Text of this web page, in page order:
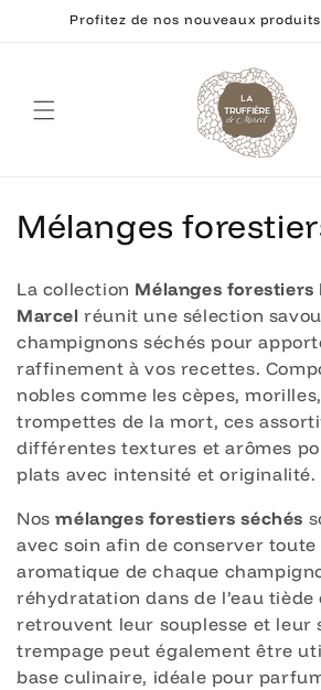
passerProfitez de nos nouveaux
C
l
l
e
c
t
i
o
n
:
Mélanges
La collection Mélanges forestiers
Marcel réunit une sélection
champignons séchés pour
raffinement à vos recettes.
nobles comme les cèpes,
trompettes de la mort, ces
différentes textures et arômes
plats avec intensité et originalité.
Nosmélanges forestiers séchés
avec soin afin de conserver toute
aromatique de chaque
réhydratation dans de l’eau
retrouvent leur souplesse et leur
trempage peut également être
base culinaire, idéale pour